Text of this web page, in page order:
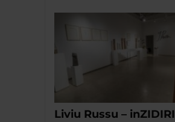
Liviu Russu – inZIDIRI